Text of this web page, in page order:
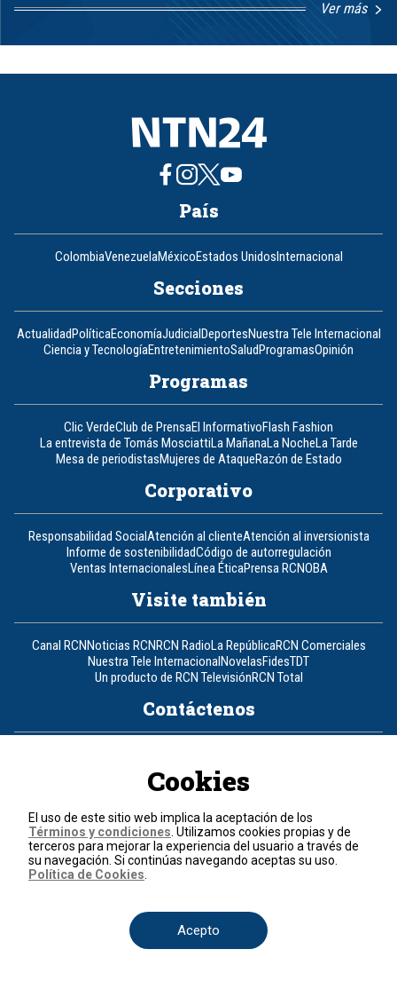
Ver más
1
8
País
ColombiaVenezuelaMéxicoEstados UnidosInternacional
Secciones
ActualidadPolíticaEconomíaJudicialDeportesNuestra Tele Internacional
Ciencia y TecnologíaEntretenimientoSaludProgramasOpinión
Programas
Clic VerdeClub de PrensaEl InformativoFlash Fashion
La entrevista de Tomás MosciattiLa MañanaLa NocheLa Tarde
Mesa de periodistasMujeres de AtaqueRazón de Estado
Corporativo
Responsabilidad SocialAtención al clienteAtención al inversionista
Informe de sostenibilidadCódigo de autorregulación
Ventas InternacionalesLínea ÉticaPrensa RCNOBA
Visite también
Canal RCNNoticias RCNRCN RadioLa RepúblicaRCN Comerciales
Nuestra Tele InternacionalNovelasFidesTDT
Un producto de RCN TelevisiónRCN Total
Contáctenos
Política de cookies
Términos y condiciones
© 2026, RCN Medios.
Todos los derechos reservados.
Cookies
El uso de este sitio web implica la aceptación de los
Términos y condiciones . Utilizamos cookies propias y de
terceros para mejorar la experiencia del usuario a través de
su navegación. Si continúas navegando aceptas su uso.
Política de Cookies
Acepto